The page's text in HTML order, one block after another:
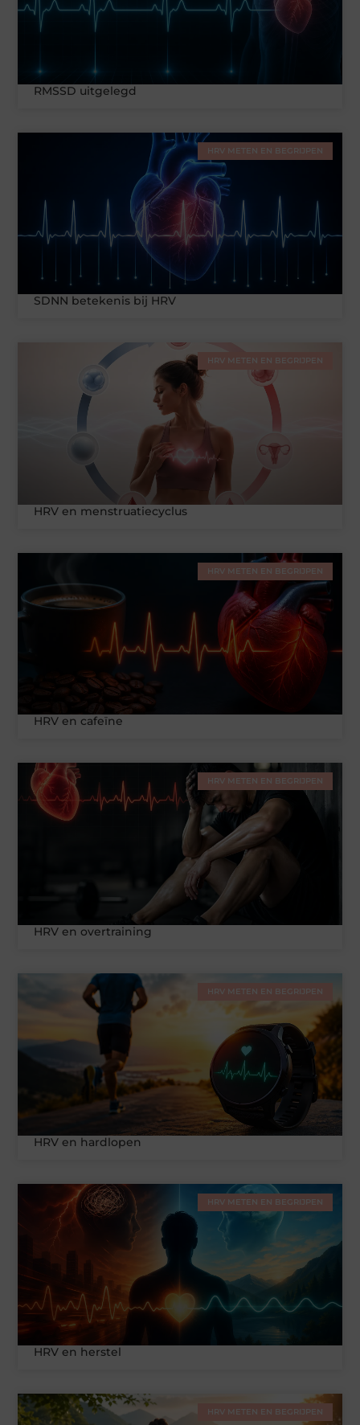
RMSSD uitgelegd
HRV METEN EN BEGRIJPEN
SDNN betekenis bij HRV
HRV METEN EN BEGRIJPEN
HRV en menstruatiecyclus
HRV METEN EN BEGRIJPEN
HRV en cafeïne
HRV METEN EN BEGRIJPEN
HRV en overtraining
HRV METEN EN BEGRIJPEN
HRV en hardlopen
HRV METEN EN BEGRIJPEN
HRV en herstel
HRV METEN EN BEGRIJPEN